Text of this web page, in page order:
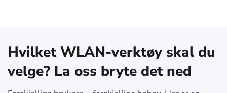
Hvilket WLAN-verktøy skal du
velge? La oss bryte det ned